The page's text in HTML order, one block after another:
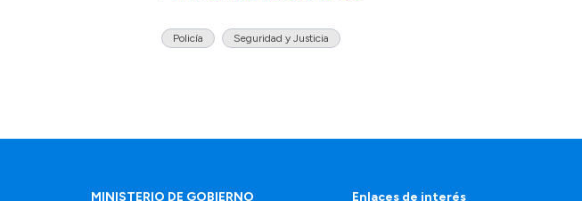
Policía Seguridad y Justicia
MINISTERIO DE GOBIERNO Enlaces de interés